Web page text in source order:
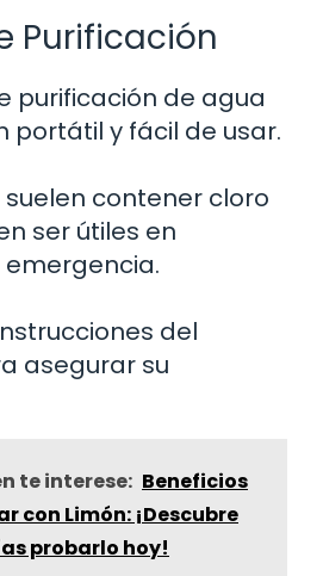
Purificación
purificación de agua
portátil y fácil de usar.
contener cloro
ser útiles en
del
asegurar su
te interese: Beneficios
con Limón: ¡Descubre
probarlo hoy!